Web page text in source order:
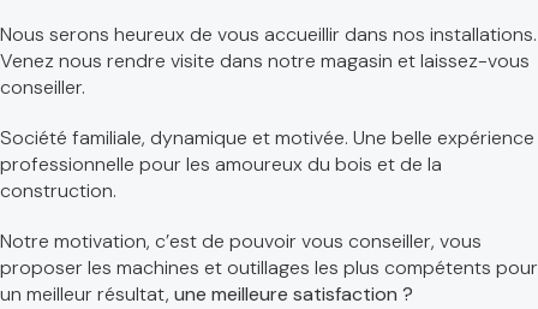
Nous serons heureux de vous accueillir dans nos installations.
Venez nous rendre visite dans notre magasin et laissez-vous
conseiller.
Société familiale, dynamique et motivée. Une belle expérience
professionnelle pour les amoureux du bois et de la
construction.
Notre motivation, c’est de pouvoir vous conseiller, vous
proposer les machines et outillages les plus compétents pour
un meilleur résultat, une meilleure satisfaction ?